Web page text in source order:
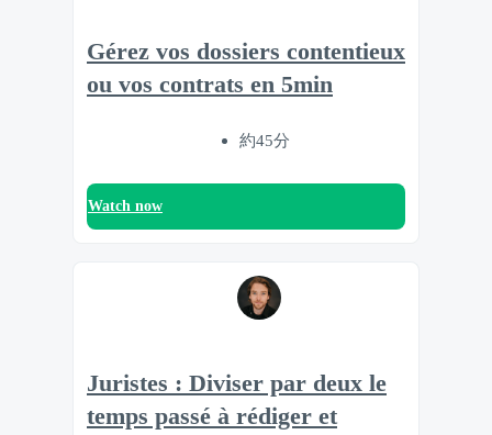
Gérez vos dossiers contentieux
ou vos contrats en 5min
約45分
Watch now
Juristes : Diviser par deux le
temps passé à rédiger et